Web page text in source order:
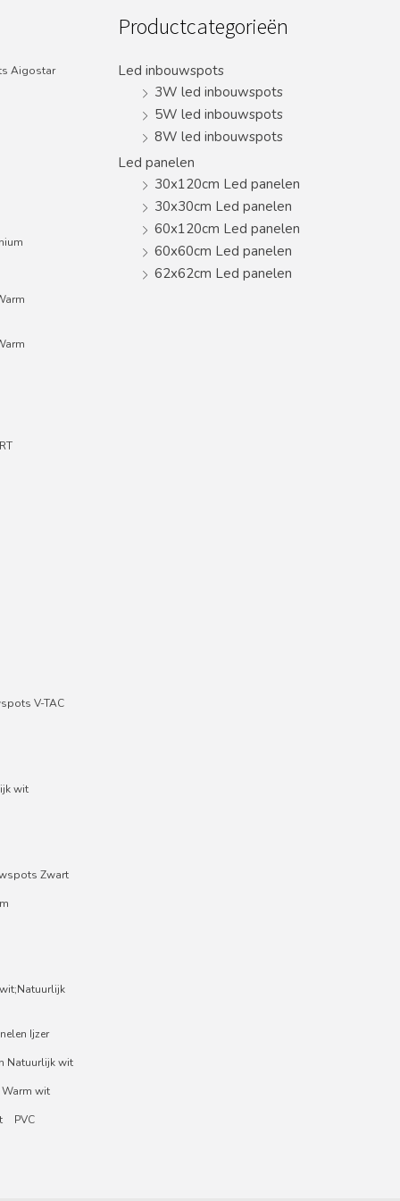
Aigostar
V-TAC
wit
Zwart
Ijzer
Natuurlijk wit
Warm wit
PVC
Productcategorieën
Led inbouwspots
3W led inbouwspots
5W led inbouwspots
8W led inbouwspots
Led panelen
30x120cm Led panelen
30x30cm Led panelen
60x120cm Led panelen
60x60cm Led panelen
62x62cm Led panelen